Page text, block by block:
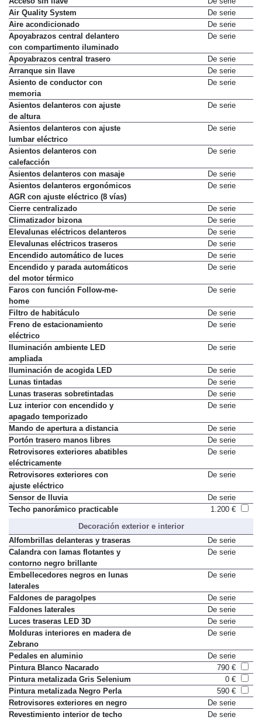
Air Quality System
De serie
Aire acondicionado
De serie
Apoyabrazos central delantero
con compartimento iluminado
De serie
Apoyabrazos central trasero
De serie
Arranque sin llave
De serie
Asiento de conductor con
memoria
De serie
Asientos delanteros con ajuste
de altura
De serie
Asientos delanteros con ajuste
lumbar eléctrico
De serie
Asientos delanteros con
calefacción
De serie
Asientos delanteros con masaje
De serie
Asientos delanteros ergonómicos
AGR con ajuste eléctrico (8 vías)
De serie
Cierre centralizado
De serie
Climatizador bizona
De serie
Elevalunas eléctricos delanteros
De serie
Elevalunas eléctricos traseros
De serie
Encendido automático de luces
De serie
Encendido y parada automáticos
del motor térmico
De serie
Faros con función Follow-me-
home
De serie
Filtro de habitáculo
De serie
Freno de estacionamiento
eléctrico
De serie
Iluminación ambiente LED
ampliada
De serie
Iluminación de acogida LED
De serie
Lunas tintadas
De serie
Lunas traseras sobretintadas
De serie
Luz interior con encendido y
apagado temporizado
De serie
Mando de apertura a distancia
De serie
Portón trasero manos libres
De serie
Retrovisores exteriores abatibles
eléctricamente
De serie
Retrovisores exteriores con
ajuste eléctrico
De serie
Sensor de lluvia
De serie
Techo panorámico practicable
1.200 €
Decoración exterior e interior
Alfombrillas delanteras y traseras
De serie
Calandra con lamas flotantes y
contorno negro brillante
De serie
Embellecedores negros en lunas
laterales
De serie
Faldones de paragolpes
De serie
Faldones laterales
De serie
Luces traseras LED 3D
De serie
Molduras interiores en madera de
Zebrano
De serie
Pedales en aluminio
De serie
Pintura Blanco Nacarado
790 €
Pintura metalizada Gris Selenium
0 €
Pintura metalizada Negro Perla
590 €
Retrovisores exteriores en negro
De serie
Revestimiento interior de techo
De serie